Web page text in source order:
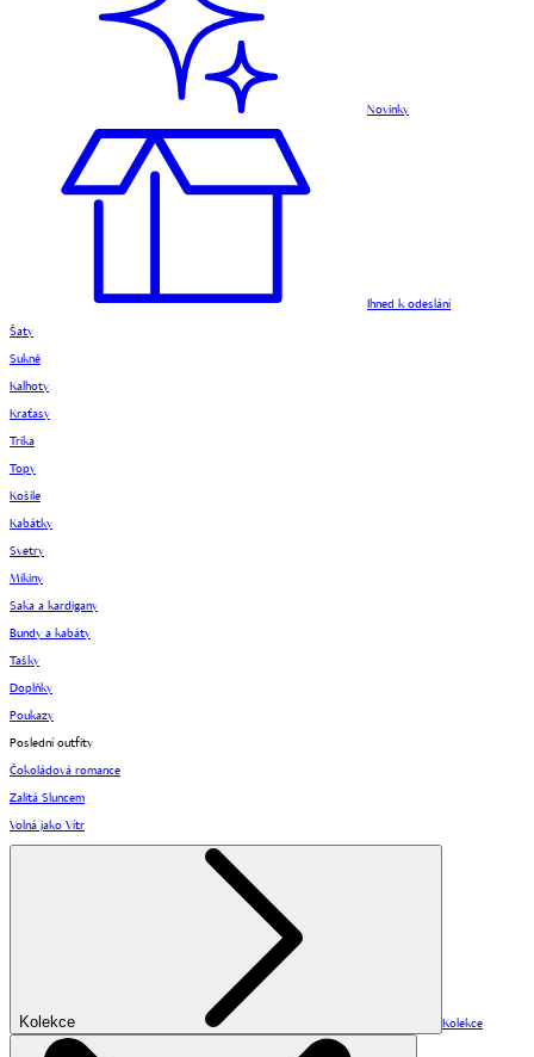
Novinky
Ihned k odeslání
Šaty
Sukně
Kalhoty
Kraťasy
Trika
Topy
Košile
Kabátky
Svetry
Mikiny
Saka a kardigany
Bundy a kabáty
Tašky
Doplňky
Poukazy
Poslední outfity
Čokoládová romance
Zalitá Sluncem
Volná jako Vítr
Kolekce Kolekce